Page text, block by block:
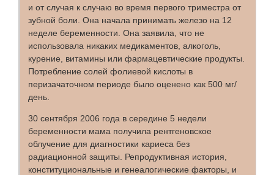
и от случая к случаю во время первого триместра от
зубной боли. Она начала принимать железо на 12
неделе беременности. Она заявила, что не
использовала никаких медикаментов, алкоголь,
курение, витамины или фармацевтические продукты.
Потребление солей фолиевой кислоты в
перизачаточном периоде было оценено как 500 мг/
день.
30 сентября 2006 года в середине 5 недели
беременности мама получила рентгеновское
облучение для диагностики кариеса без
радиационной защиты. Репродуктивная история,
конституциональные и генеалогические факторы, и